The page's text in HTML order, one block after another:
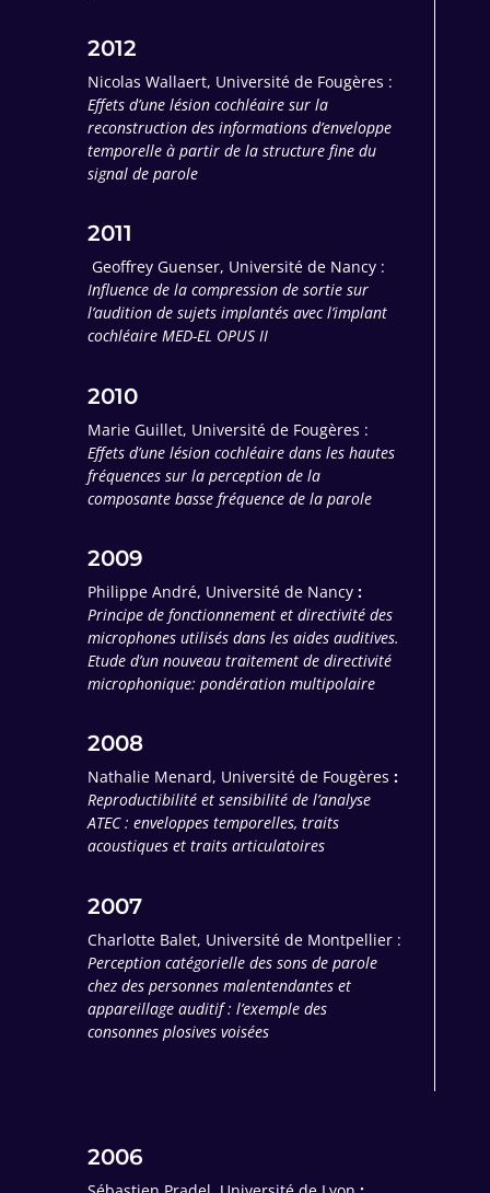
2012
Nicolas Wallaert, Université de Fougères :
Effets d’une lésion cochléaire sur la
reconstruction des informations d’enveloppe
temporelle à partir de la structure fine du
signal de parole
2011
Geoffrey Guenser, Université de Nancy :
Influence de la compression de sortie sur
l’audition de sujets implantés avec l’implant
cochléaire MED-EL OPUS II
2010
Marie Guillet, Université de Fougères :
Effets d’une lésion cochléaire dans les hautes
fréquences sur la perception de la
composante basse fréquence de la parole
2009
Philippe André, Université de Nancy :
Principe de fonctionnement et directivité des
microphones utilisés dans les aides auditives.
Etude d’un nouveau traitement de directivité
microphonique: pondération multipolaire
2008
Nathalie Menard, Université de Fougères :
Reproductibilité et sensibilité de l’analyse
ATEC : enveloppes temporelles, traits
acoustiques et traits articulatoires
2007
Charlotte Balet, Université de Montpellier :
Perception catégorielle des sons de parole
chez des personnes malentendantes et
appareillage auditif : l’exemple des
consonnes plosives voisées
2006